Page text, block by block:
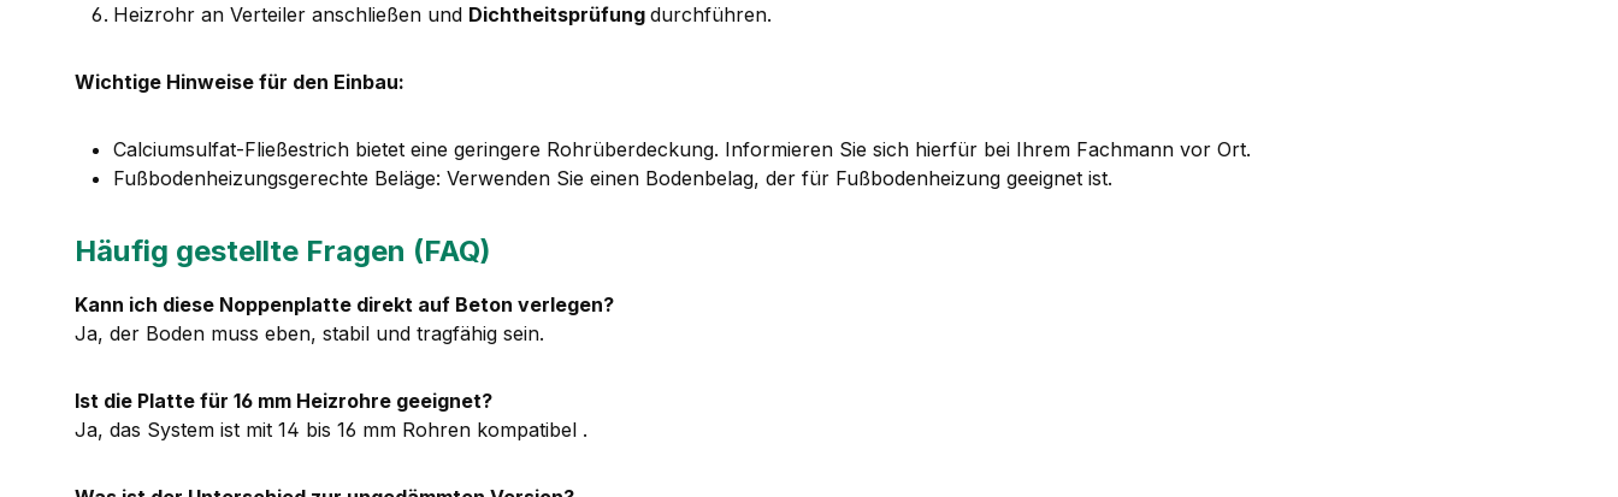
Heizrohr an Verteiler anschließen und Dichtheitsprüfung durchführen.
Wichtige Hinweise für den Einbau:
Calciumsulfat-Fließestrich bietet eine geringere Rohrüberdeckung. Informieren Sie sich hierfür bei Ihrem Fachmann vor Ort.
Fußbodenheizungsgerechte Beläge: Verwenden Sie einen Bodenbelag, der für Fußbodenheizung geeignet ist.
Häufig gestellte Fragen (FAQ)
Kann ich diese Noppenplatte direkt auf Beton verlegen?
Ja, der Boden muss eben, stabil und tragfähig sein.
Ist die Platte für 16 mm Heizrohre geeignet?
Ja, das System ist mit 14 bis 16 mm Rohren kompatibel .